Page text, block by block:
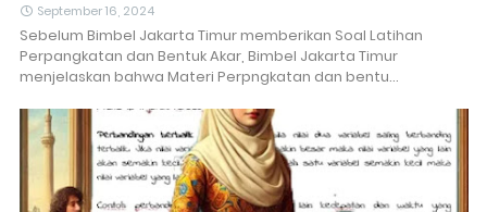
September 16, 2024
Sebelum Bimbel Jakarta Timur memberikan Soal Latihan
Perpangkatan dan Bentuk Akar, Bimbel Jakarta Timur
menjelaskan bahwa Materi Perpngkatan dan bentu…